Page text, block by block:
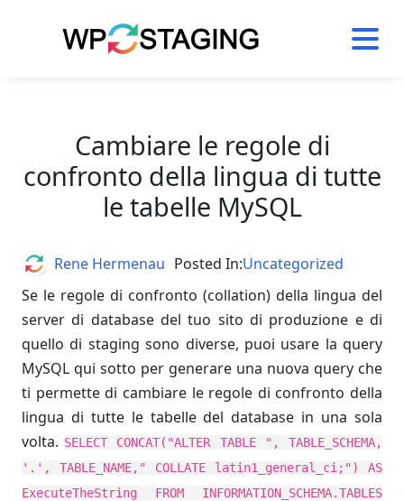
Cambiare le regole di
confronto della lingua di tutte
le tabelle MySQL
Se le regole di confronto (collation) della lingua del
server di database del tuo sito di produzione e di
quello di staging sono diverse, puoi usare la query
MySQL qui sotto per generare una nuova query che
ti permette di cambiare le regole di confronto della
lingua di tutte le tabelle del database in una sola
volta. SELECT CONCAT("ALTER TABLE ", TABLE_SCHEMA,
'.', TABLE_NAME," COLLATE latin1_general_ci;") AS
ExecuteTheString FROM INFORMATION_SCHEMA.TABLES
AuthorRene Hermenau Posted In:Uncategorized